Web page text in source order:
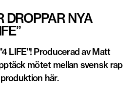
DROPPAR NYA
LIFE"! Producerad av Matt
mötet mellan svensk rap
här.